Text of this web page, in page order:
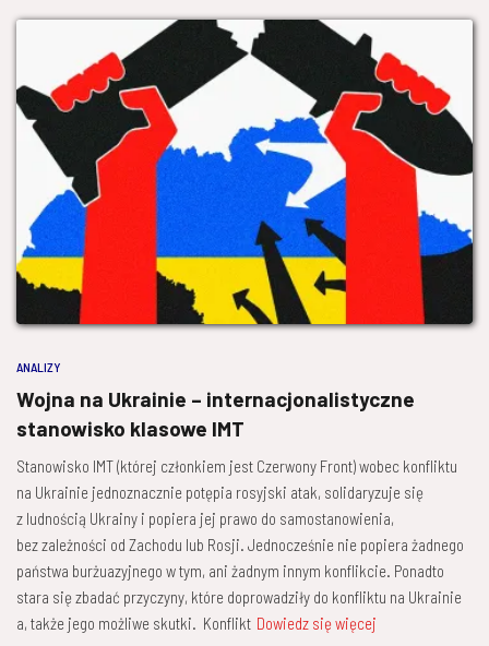
ANALIZY
Wojna na Ukrainie – internacjonalistyczne
stanowisko klasowe IMT
Stanowisko IMT (której członkiem jest Czerwony Front) wobec konfliktu
na Ukrainie jednoznacznie potępia rosyjski atak, solidaryzuje się
z ludnością Ukrainy i popiera jej prawo do samostanowienia,
bez zależności od Zachodu lub Rosji. Jednocześnie nie popiera żadnego
państwa burżuazyjnego w tym, ani żadnym innym konflikcie. Ponadto
stara się zbadać przyczyny, które doprowadziły do konfliktu na Ukrainie
a, także jego możliwe skutki. Konflikt Dowiedz się więcej